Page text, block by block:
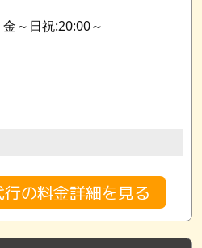
～日祝:20:00～
の料金詳細を見る